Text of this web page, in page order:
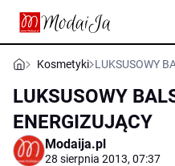
Kosmetyki LUKSUSOWY
LUKSUSOWY
ENERGIZUJĄCY
Modaija.pl
28 sierpnia 2013, 07:37